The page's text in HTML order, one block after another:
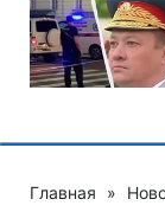
Главная »